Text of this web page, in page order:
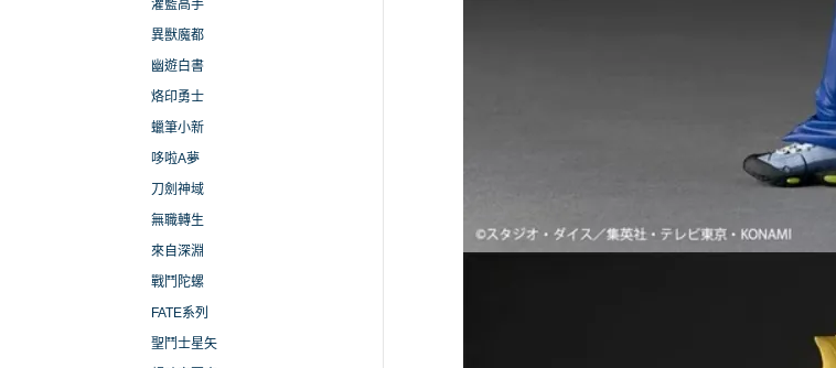
灌籃高手
異獸魔都
幽遊白書
烙印勇士
蠟筆小新
哆啦A夢
刀劍神域
無職轉生
來自深淵
戰鬥陀螺
FATE系列
聖鬥士星矢